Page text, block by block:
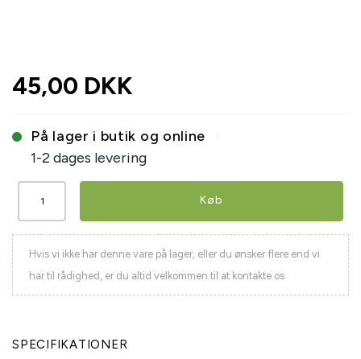
45,00 DKK
På lager i butik og online
1-2 dages levering
Køb
Hvis vi ikke har denne vare på lager, eller du ønsker flere end vi
har til rådighed, er du altid velkommen til at kontakte os
SPECIFIKATIONER